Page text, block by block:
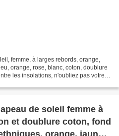
femme, à larges rebords, orange,
orange, rose, blanc, coton, doublure
les insolations, n'oubliez pas votre
de soleil femme à
et doublure coton, fond
orange, jaune,